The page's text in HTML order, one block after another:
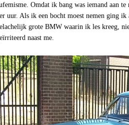
Omdat ik bang was iemand aan
uur. Als ik een bocht moest nemen ging ik
grote BMW waarin ik les kreeg,
naast me.